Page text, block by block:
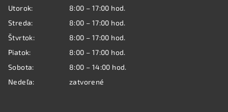
Utorok:
8:00 – 17:00 hod.
Streda:
8:00 – 17:00 hod.
Štvrtok:
8:00 – 17:00 hod.
Piatok:
8:00 – 17:00 hod.
Sobota:
8:00 – 14:00 hod.
Nedeľa:
zatvorené